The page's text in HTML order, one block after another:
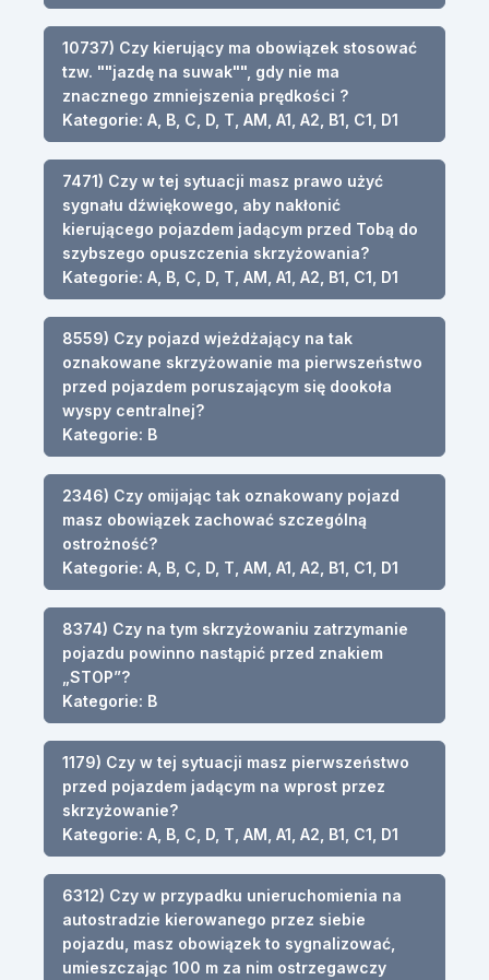
10737) Czy kierujący ma obowiązek stosować
tzw. ""jazdę na suwak"", gdy nie ma
znacznego zmniejszenia prędkości ?
Kategorie: A, B, C, D, T, AM, A1, A2, B1, C1, D1
7471) Czy w tej sytuacji masz prawo użyć
sygnału dźwiękowego, aby nakłonić
kierującego pojazdem jadącym przed Tobą do
szybszego opuszczenia skrzyżowania?
Kategorie: A, B, C, D, T, AM, A1, A2, B1, C1, D1
8559) Czy pojazd wjeżdżający na tak
oznakowane skrzyżowanie ma pierwszeństwo
przed pojazdem poruszającym się dookoła
wyspy centralnej?
Kategorie: B
2346) Czy omijając tak oznakowany pojazd
masz obowiązek zachować szczególną
ostrożność?
Kategorie: A, B, C, D, T, AM, A1, A2, B1, C1, D1
8374) Czy na tym skrzyżowaniu zatrzymanie
pojazdu powinno nastąpić przed znakiem
„STOP”?
Kategorie: B
1179) Czy w tej sytuacji masz pierwszeństwo
przed pojazdem jadącym na wprost przez
skrzyżowanie?
Kategorie: A, B, C, D, T, AM, A1, A2, B1, C1, D1
6312) Czy w przypadku unieruchomienia na
autostradzie kierowanego przez siebie
pojazdu, masz obowiązek to sygnalizować,
umieszczając 100 m za nim ostrzegawczy